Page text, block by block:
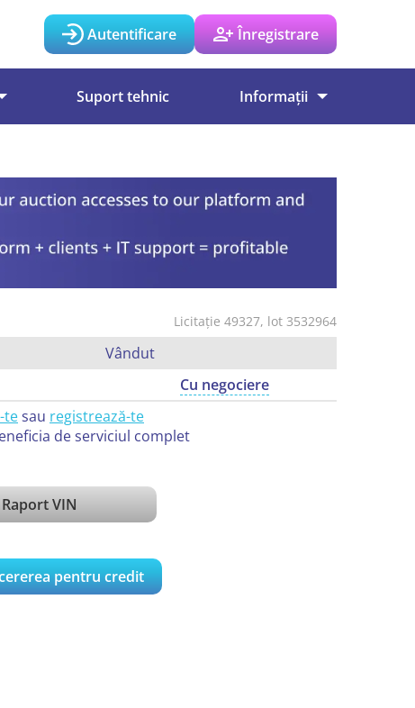
Autentificare Înregistrare
Suport tehnic Informații
Licitație 49327, lot 3532964
Vândut
Cu negociere
tesau registrează-te
de serviciul complet
Raport VIN
pentru credit